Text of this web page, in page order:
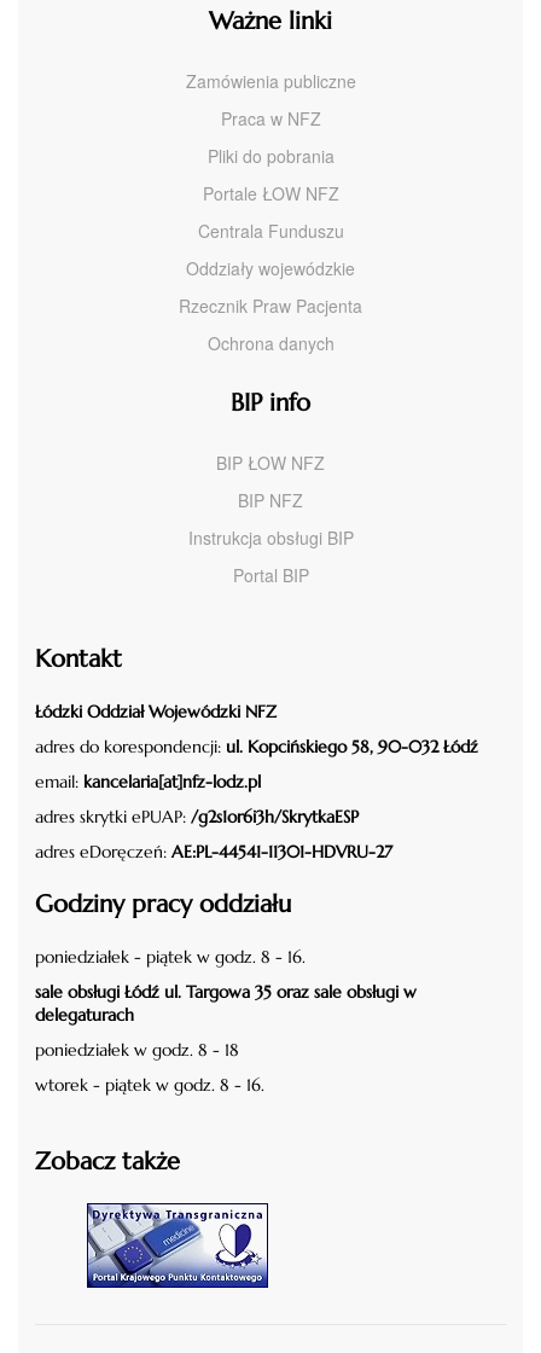
Ważne linki
Zamówienia publiczne
Praca w NFZ
Pliki do pobrania
Portale ŁOW NFZ
Centrala Funduszu
Oddziały wojewódzkie
Rzecznik Praw Pacjenta
Ochrona danych
BIP info
BIP ŁOW NFZ
BIP NFZ
Instrukcja obsługi BIP
Portal BIP
Kontakt
Łódzki Oddział Wojewódzki NFZ
adres do korespondencji: ul. Kopcińskiego 58, 90-032 Łódź
email: kancelaria[at]nfz-lodz.pl
adres skrytki ePUAP: /g2s1or6i3h/SkrytkaESP
adres eDoręczeń: AE:PL-44541-11301-HDVRU-27
Godziny pracy oddziału
poniedziałek - piątek w godz. 8 - 16.
sale obsługi Łódź ul. Targowa 35 oraz sale obsługi w
delegaturach
poniedziałek w godz. 8 - 18
wtorek - piątek w godz. 8 - 16.
Zobacz także
czytaj więcej